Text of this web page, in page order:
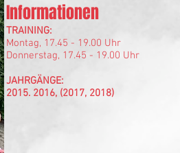
Informationen
TRAINING:
Montag, 17.45 - 19.00 Uhr​
Donnerstag, 17.45 - 19.00 Uhr
JAHRGÄNGE:
2015. 2016, (2017, 2018)